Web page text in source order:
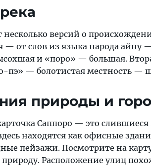
несколько версий о
— от слов из языка народа айну
и «поро» — большая.
пэ» — болотистая местность —
природы и
Саппоро — это слившиеся
находятся как офисные
пейзажи. Посмотрите на
Расположение улиц